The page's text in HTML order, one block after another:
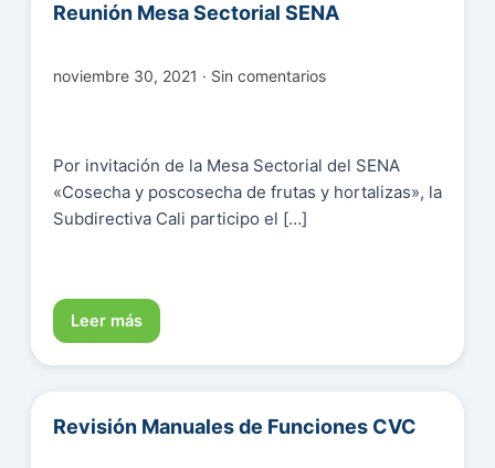
Reunión Mesa Sectorial SENA
noviembre 30, 2021 · Sin comentarios
Por invitación de la Mesa Sectorial del SENA
«Cosecha y poscosecha de frutas y hortalizas», la
Subdirectiva Cali participo el […]
Leer más
Revisión Manuales de Funciones CVC